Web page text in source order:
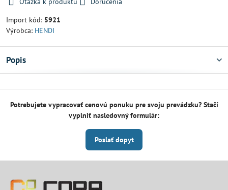
Import kód: 5921
Výrobca: HENDI
Popis
Potrebujete vypracovať cenovú ponuku pre svoju prevádzku? Stačí
vyplniť nasledovný formulár:
Poslať dopyt